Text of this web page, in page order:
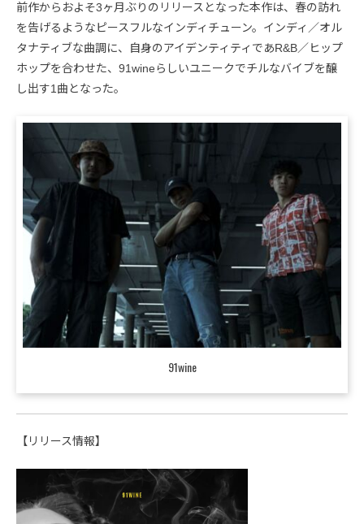
前作からおよそ3ヶ月ぶりのリリースとなった本作は、春の訪れ
を告げるようなピースフルなインディチューン。インディ／オル
タナティブな曲調に、自身のアイデンティティであR&B／ヒップ
ホップを合わせた、91wineらしいユニークでチルなバイブを醸
し出す1曲となった。
91wine
【リリース情報】